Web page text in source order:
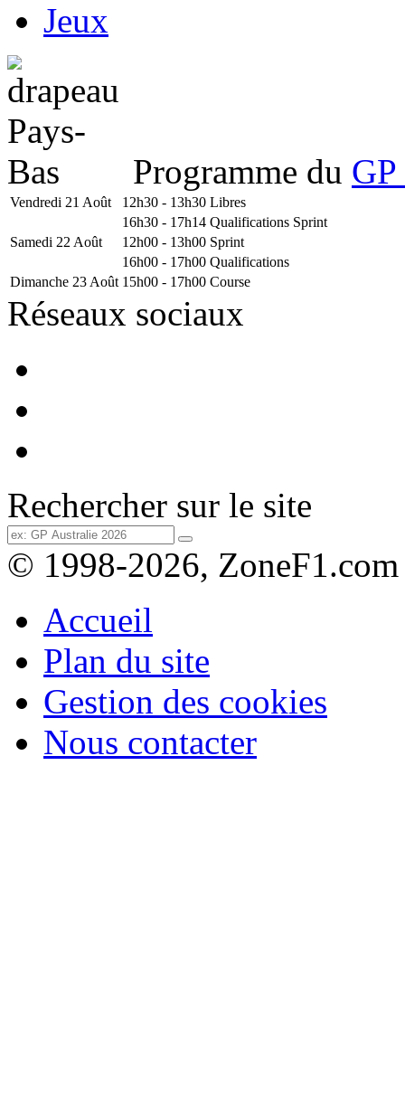
Jeux
Programme du
Vendredi 21 Août 12h30 - 13h30 Libres
16h30 - 17h14 Qualifications Sprint
Samedi 22 Août
12h00 - 13h00 Sprint
16h00 - 17h00 Qualifications
Dimanche 23 Août 15h00 - 17h00 Course
Réseaux sociaux
Rechercher sur le site
© 1998-2026, ZoneF1.com
Accueil
Plan du site
Gestion des cookies
Nous contacter